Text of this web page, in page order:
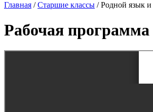
Главная /Старшие классы /Родной язык и
Рабочая